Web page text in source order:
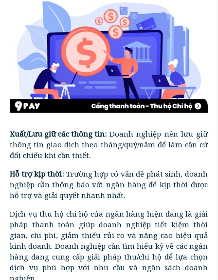
Xuất/Lưu giữ các thông tin: Doanh nghiệp nên lưu giữ
thông tin giao dịch theo tháng/quý/năm để làm căn cứ
đối chiếu khi cần thiết.
Hỗ trợ kịp thời: Trường hợp có vấn đề phát sinh, doanh
nghiệp cần thông báo với ngân hàng để kịp thời được
hỗ trợ và giải quyết nhanh nhất.
Dịch vụ thu hộ chi hộ của ngân hàng hiện đang là giải
pháp thanh toán giúp doanh nghiệp tiết kiệm thời
gian, chi phí, giảm thiểu rủi ro và nâng cao hiệu quả
kinh doanh. Doanh nghiệp cần tìm hiểu kỹ về các ngân
hàng đang cung cấp giải pháp thu/chi hộ để lựa chọn
dịch vụ phù hợp với nhu cầu và ngân sách doanh